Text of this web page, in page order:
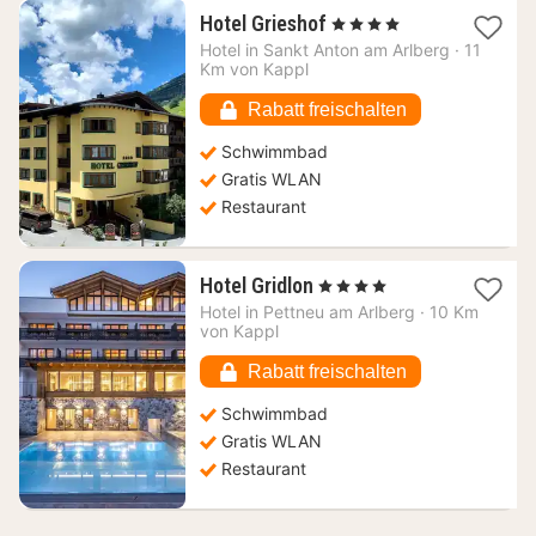
Hotel Grieshof 1
Nacht
€
, 4 Sterne
Hotel in Sankt Anton am Arlberg · 11
Km von Kappl
Rabatt freischalten
Schwimmbad
Gratis WLAN
Restaurant
Hotel Gridlon 1
Nacht
€
, 4 Sterne
Hotel in Pettneu am Arlberg · 10 Km
von Kappl
Rabatt freischalten
Schwimmbad
Gratis WLAN
Restaurant